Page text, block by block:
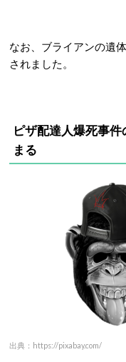
なお、ブライアンの遺
されました。
ピザ配達人爆死事
まる
出典：https://pixabay.com/